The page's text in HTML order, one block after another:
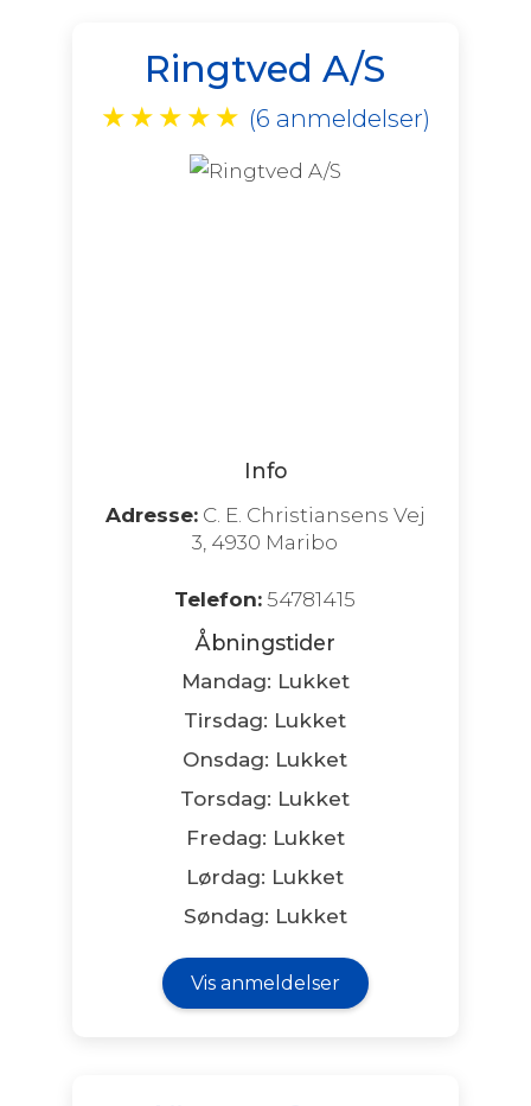
Ringtved A/S
★ ★ ★ ★ ★ (6 anmeldelser)
Info
Adresse:C. E. Christiansens Vej
3, 4930 Maribo
Telefon: 54781415
Åbningstider
Mandag: Lukket
Tirsdag: Lukket
Onsdag: Lukket
Torsdag: Lukket
Fredag: Lukket
Lørdag: Lukket
Søndag: Lukket
Vis anmeldelser